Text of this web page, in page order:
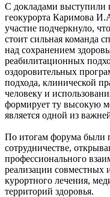
С докладами выступили
геокурорта Каримова
участие подчеркнуло,
стоит сильная команда
над сохранением
реабилитационных
оздоровительных
подхода, клинической
человеку и
формирует ту высокую
является одной из
По итогам форума были
сотрудничестве,
профессионального
реализации совместных
курортного лечения,
территорий здоровья.